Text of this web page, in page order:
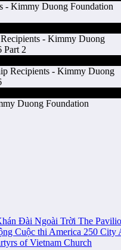
- Kimmy Duong Foundation
- Kimmy Duong
Part 2
Recipients - Kimmy Duong
Duong Foundation
Đài Ngoài Trời The
Cuộc thi America 250
of Vietnam Church